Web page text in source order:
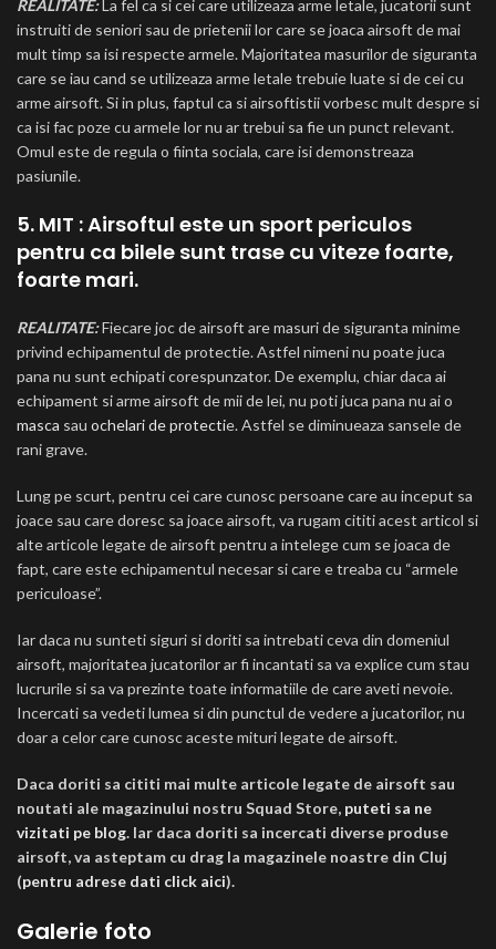
REALITATE:La fel ca si cei care utilizeaza arme letale, jucatorii sunt
instruiti de seniori sau de prietenii lor care se joaca airsoft de mai
mult timp sa isi respecte armele. Majoritatea masurilor de siguranta
care se iau cand se utilizeaza arme letale trebuie luate si de cei cu
arme airsoft. Si in plus, faptul ca si airsoftistii vorbesc mult despre si
ca isi fac poze cu armele lor nu ar trebui sa fie un punct relevant.
Omul este de regula o fiinta sociala, care isi demonstreaza
pasiunile.
5. MIT : Airsoftul este un sport periculos
pentru ca bilele sunt trase cu viteze foarte,
foarte mari.
REALITATE:Fiecare joc de airsoft are masuri de siguranta minime
privind echipamentul de protectie. Astfel nimeni nu poate juca
pana nu sunt echipati corespunzator. De exemplu, chiar daca ai
echipament si arme airsoft de mii de lei, nu poti juca pana nu ai o
masca sau ochelari de protectie. Astfel se diminueaza sansele de
rani grave.
Lung pe scurt, pentru cei care cunosc persoane care au inceput sa
joace sau care doresc sa joace airsoft, va rugam cititi acest articol si
alte articole legate de airsoft pentru a intelege cum se joaca de
fapt, care este echipamentul necesar si care e treaba cu “armele
periculoase”.
Iar daca nu sunteti siguri si doriti sa intrebati ceva din domeniul
airsoft, majoritatea jucatorilor ar fi incantati sa va explice cum stau
lucrurile si sa va prezinte toate informatiile de care aveti nevoie.
Incercati sa vedeti lumea si din punctul de vedere a jucatorilor, nu
doar a celor care cunosc aceste mituri legate de airsoft.
Daca doriti sa cititi mai multe articole legate de airsoft sau
noutati ale magazinului nostru Squad Store, puteti sa ne
vizitati pe blog. Iar daca doriti sa incercati diverse produse
airsoft, va asteptam cu drag la magazinele noastre din Cluj
(pentru adrese dati click aici).
Galerie foto